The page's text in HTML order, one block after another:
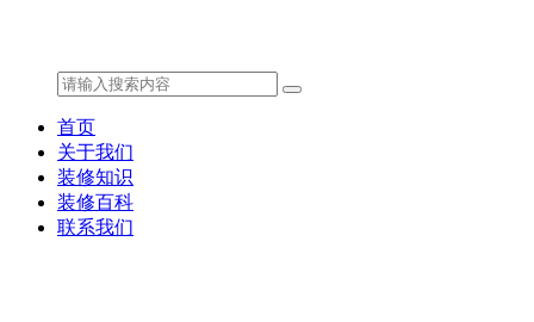
首页
关于我们
装修知识
装修百科
联系我们